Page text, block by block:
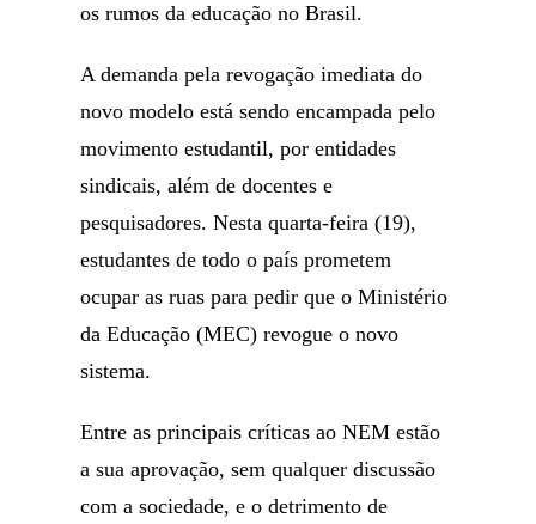
os rumos da educação no Brasil.
A demanda pela revogação imediata do
novo modelo está sendo encampada pelo
movimento estudantil, por entidades
sindicais, além de docentes e
pesquisadores. Nesta quarta-feira (19),
estudantes de todo o país prometem
ocupar as ruas para pedir que o Ministério
da Educação (MEC) revogue o novo
sistema.
Entre as principais críticas ao NEM estão
a sua aprovação, sem qualquer discussão
com a sociedade, e o detrimento de